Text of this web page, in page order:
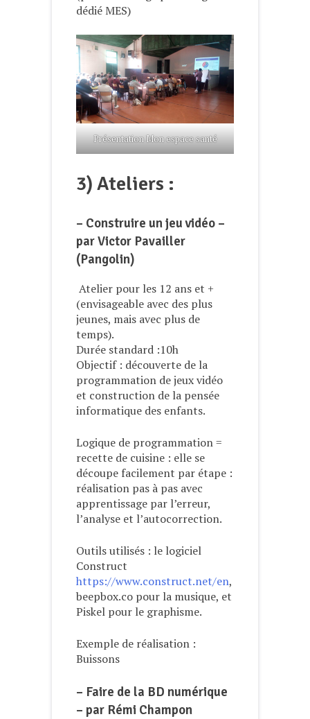
dédié MES)
Présentation Mon espace santé
3) Ateliers :
– Construire un jeu vidéo –
par Victor Pavailler
(Pangolin)
Atelier pour les 12 ans et +
(envisageable avec des plus
jeunes, mais avec plus de
temps).
Durée standard :10h
Objectif : découverte de la
programmation de jeux vidéo
et construction de la pensée
informatique des enfants.
Logique de programmation =
recette de cuisine : elle se
découpe facilement par étape :
réalisation pas à pas avec
apprentissage par l’erreur,
l’analyse et l’autocorrection.
Outils utilisés : le logiciel
Construct
https://www.construct.net/en,
beepbox.co pour la musique, et
Piskel pour le graphisme.
Exemple de réalisation :
Buissons
– Faire de la BD numérique
– par Rémi Champon